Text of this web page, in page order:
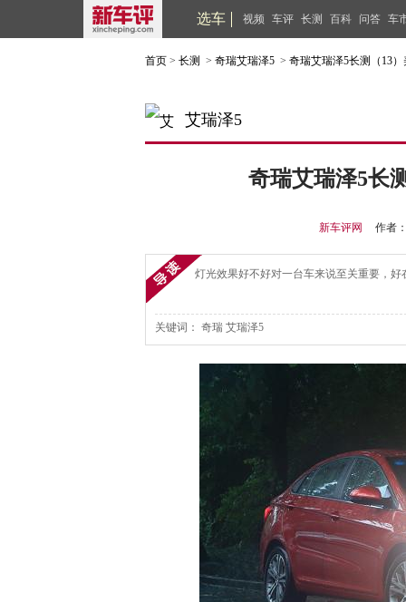
选车 视频 车评 长测 百科 问答 车
首页 > 长测 > 奇瑞艾瑞泽5 > 奇瑞艾瑞泽5长测（13
艾瑞泽5
奇瑞艾瑞泽5长
新车评网 作者
灯光效果好不好对一台车来说至关重要，
关键词： 奇瑞 艾瑞泽5